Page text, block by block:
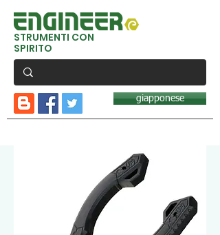
STRUMENTI CON
SPIRITO
giapponese